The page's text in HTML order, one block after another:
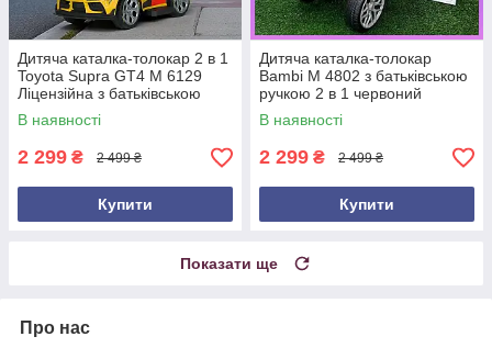
Дитяча каталка-толокар 2 в 1
Toyota Supra GT4 M 6129
Ліцензійна з батьківською
ручкою Жовтий
В наявності
2 299 ₴ 2 499 ₴
Купити
Дитяча каталка-толокар
Bambi М 4802 з батьківською
ручкою 2 в 1 червоний
В наявності
2 299 ₴ 2 499 ₴
Купити
Показати ще
Про нас